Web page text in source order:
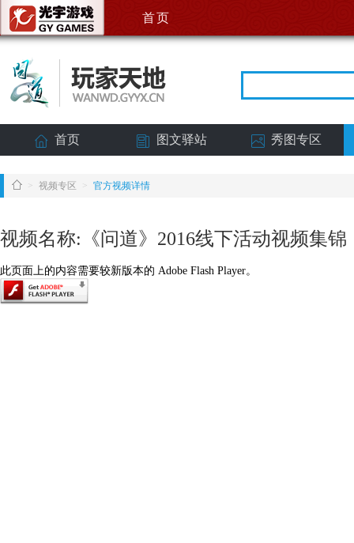
首页
首页 图文驿站 秀图专区
> 视频专区 > 官方视频详情
视频名称:《问道》2016线下活动视频集锦
此页面上的内容需要较新版本的 Adobe Flash Player。